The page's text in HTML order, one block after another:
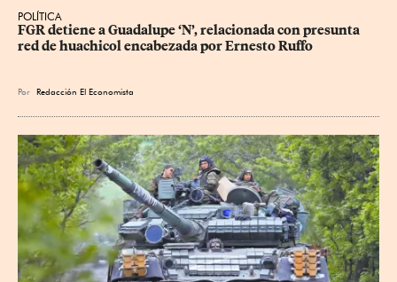
POLÍTICA
FGR detiene a Guadalupe ‘N’, relacionada con presunta
red de huachicol encabezada por Ernesto Ruffo
Por Redacción El Economista